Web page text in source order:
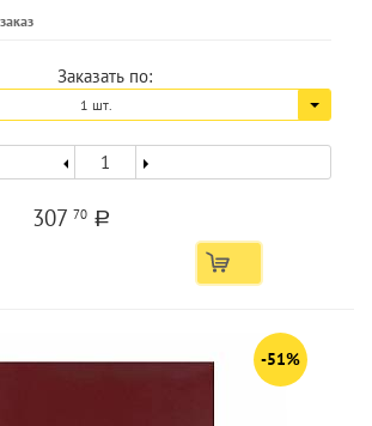
Заказать по:
1 шт.
307 70 a
-51%